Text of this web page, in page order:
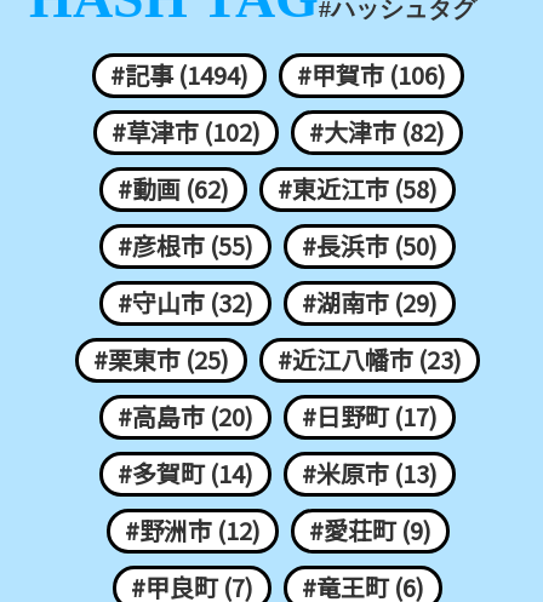
#ハッシュタグ
#記事 (1494)
#甲賀市 (106)
#草津市 (102)
#大津市 (82)
#動画 (62)
#東近江市 (58)
#彦根市 (55)
#長浜市 (50)
#守山市 (32)
#湖南市 (29)
#栗東市 (25)
#近江八幡市 (23)
#高島市 (20)
#日野町 (17)
#多賀町 (14)
#米原市 (13)
#野洲市 (12)
#愛荘町 (9)
#甲良町 (7)
#竜王町 (6)